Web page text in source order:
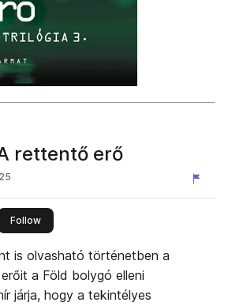
rettentő erő
Followthis publisher
is olvasható történetben a
a Föld bolygó elleni
járja, hogy a tekintélyes